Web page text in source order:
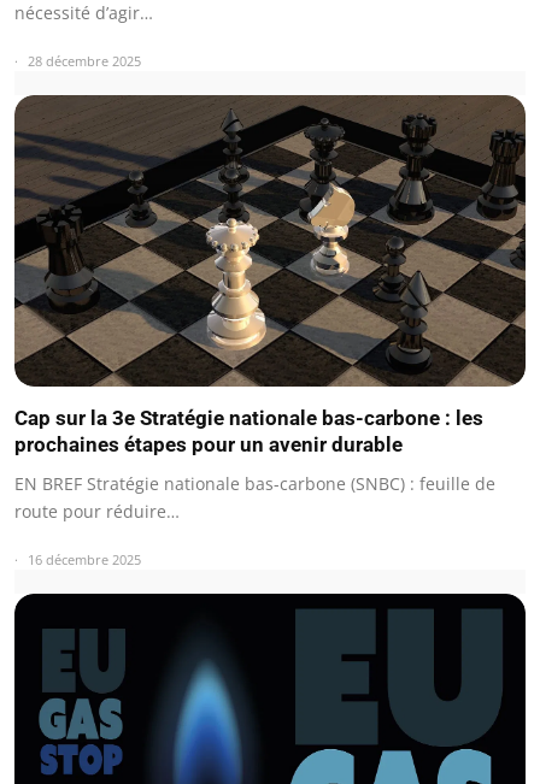
nécessité d’agir…
28 décembre 2025
Cap sur la 3e Stratégie nationale bas-carbone : les
prochaines étapes pour un avenir durable
EN BREF Stratégie nationale bas-carbone (SNBC) : feuille de
route pour réduire…
16 décembre 2025